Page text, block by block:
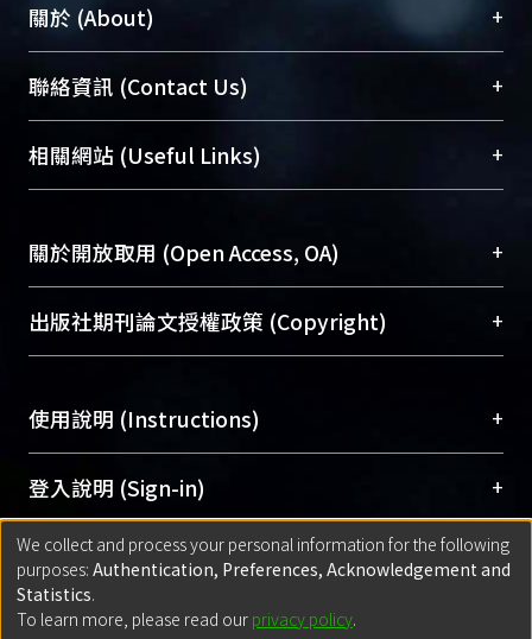
關於 (About) +
臺大位居世界頂尖大學之列，為永久珍藏及向國際
展現本校豐碩的研究成果及學術能量，圖書館整合
機構典藏（NTUR）與學術庫（AH）不同功能平
台，成為臺大學術典藏NTU scholars。期能整合研
成果。
To permanently archive and promote researcher
profiles and scholarly works, Library integrates the
services of “NTU Repository” with “Academic
聯絡資訊 (Contact Us) +
總館學科館員(Main Library)
醫學圖書館學科館員(Medical Library)
Sciences Library)
相關網站 (Useful Links) +
關於開放取用 (Open Access, OA) +
開放取用是從使用者角度提升資訊取用性的社會運
動，應用在學術研究上是透過將研究著作公開供使
用逐年攀升。同時可加速研究發展、提升研究影響
Archive）平台。 （點選深入了解OA）
出版社期刊論文授權政策 (Copyright) +
含部分內容的版權非匯入者所有，或由第三方贊
助與合作完成，請確認該版權所有者及第三方同
意提供此授權。
Please represent that the submission is your
original work, and that you have the right to
grant the rights to upload.
若欲上傳已出版的全文電子檔，可使用
使用說明 (Instructions) +
網站簡介(Quickstart Guide)
使用手冊(Instruction Manual)
線上預約服務(Booking Service)
登入說明 (Sign-in) +
方案一：臺灣大學計算機中心帳號登入
(With C&INC Email Account)
方案二：ORCID帳號登入(With ORCID)
匯入著作 (Submission) +
方案一：定期更新ORCID者，以ID匯入
We collect and process your personal information for the following
purposes: Authentication, Preferences, Acknowledgement and
Statistics.
To learn more, please read our privacy policy.